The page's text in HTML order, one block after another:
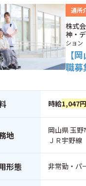
通所
株式
神・
ション
【
職募
時給1,047
地
岡山県 玉
ＪＲ宇野線
形態 非常勤・パ